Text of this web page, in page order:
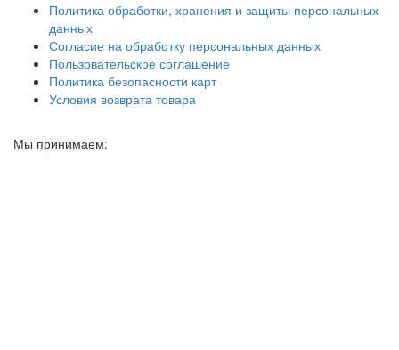
Политика обработки, хранения и защиты персональных
данных
Согласие на обработку персональных данных
Пользовательское соглашение
Политика безопасности карт
Условия возврата товара
Мы принимаем: